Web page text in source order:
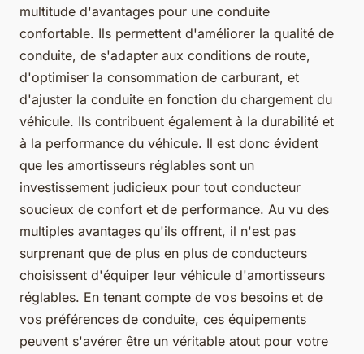
multitude d'avantages pour une conduite
confortable. Ils permettent d'améliorer la qualité de
conduite, de s'adapter aux conditions de route,
d'optimiser la consommation de carburant, et
d'ajuster la conduite en fonction du chargement du
véhicule. Ils contribuent également à la durabilité et
à la performance du véhicule. Il est donc évident
que les amortisseurs réglables sont un
investissement judicieux pour tout conducteur
soucieux de confort et de performance. Au vu des
multiples avantages qu'ils offrent, il n'est pas
surprenant que de plus en plus de conducteurs
choisissent d'équiper leur véhicule d'amortisseurs
réglables. En tenant compte de vos besoins et de
vos préférences de conduite, ces équipements
peuvent s'avérer être un véritable atout pour votre